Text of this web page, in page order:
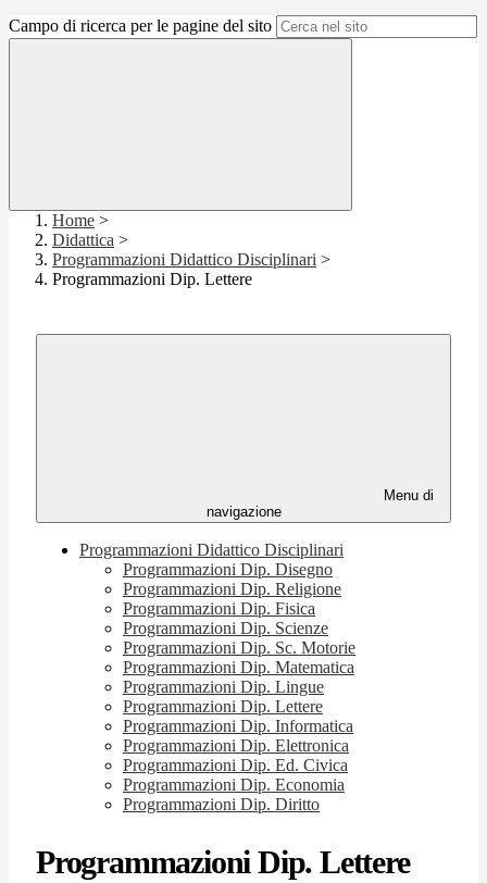
Campo di ricerca per le pagine del sito
Home >
Didattica >
Programmazioni Didattico Disciplinari >
Programmazioni Dip. Lettere
Menu di
navigazione
Programmazioni Didattico Disciplinari
Programmazioni Dip. Disegno
Programmazioni Dip. Religione
Programmazioni Dip. Fisica
Programmazioni Dip. Scienze
Programmazioni Dip. Sc. Motorie
Programmazioni Dip. Matematica
Programmazioni Dip. Lingue
Programmazioni Dip. Lettere
Programmazioni Dip. Informatica
Programmazioni Dip. Elettronica
Programmazioni Dip. Ed. Civica
Programmazioni Dip. Economia
Programmazioni Dip. Diritto
Programmazioni Dip. Lettere